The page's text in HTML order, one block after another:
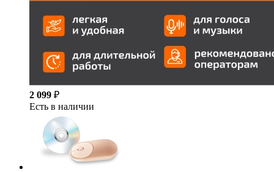
2 099 ₽
Есть в наличии